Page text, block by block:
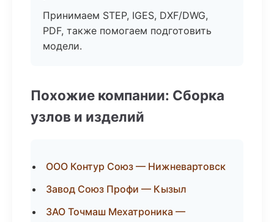
Принимаем STEP, IGES, DXF/DWG,
PDF, также помогаем подготовить
модели.
Похожие компании: Сборка
узлов и изделий
ООО Контур Союз — Нижневартовск
Завод Союз Профи — Кызыл
ЗАО Точмаш Мехатроника —